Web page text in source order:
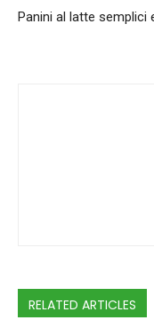
Panini al latte semplici
RELATED ARTICLES